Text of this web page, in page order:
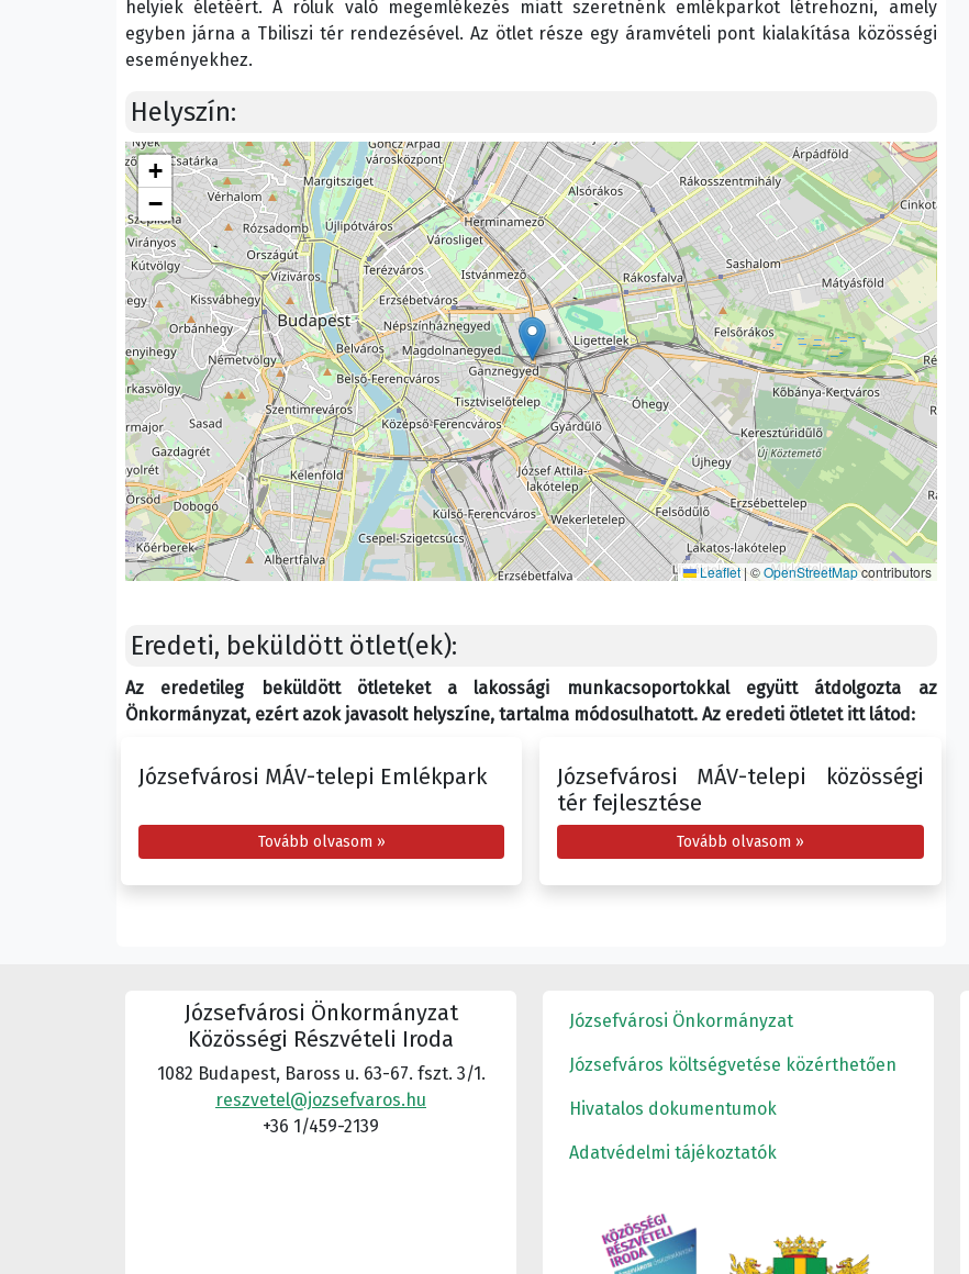
helyiek életéért. A róluk való megemlékezés miatt szeretnénk emlékparkot létrehozni, amely
egyben járna a Tbiliszi tér rendezésével. Az ötlet része egy áramvételi pont kialakítása közösségi
eseményekhez.
Helyszín:
+
−
Leaflet|©OpenStreetMapcontributors
Eredeti, beküldött ötlet(ek):
Az eredetileg beküldött ötleteket a lakossági munkacsoportokkal együtt átdolgozta az
Önkormányzat, ezért azok javasolt helyszíne, tartalma módosulhatott. Az eredeti ötletet itt látod:
Józsefvárosi MÁV-telepi Emlékpark
Tovább olvasom »
Józsefvárosi MÁV-telepi közösségi
tér fejlesztése
Tovább olvasom »
Józsefvárosi Önkormányzat
Közösségi Részvételi Iroda
1082 Budapest, Baross u. 63-67. fszt. 3/1.
reszvetel@jozsefvaros.hu
+36 1/459-2139
Józsefvárosi Önkormányzat
Józsefváros költségvetése közérthetően
Hivatalos dokumentumok
Adatvédelmi tájékoztatók